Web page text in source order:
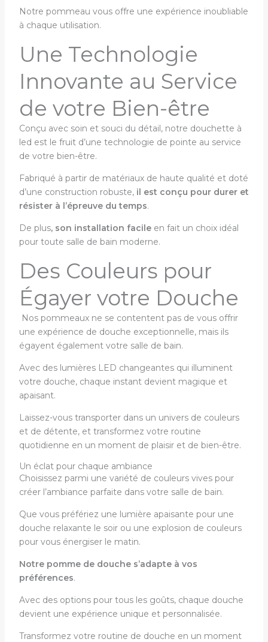
Notre pommeau vous offre une expérience inoubliable
à chaque utilisation.
Une Technologie
Innovante au Service
de votre Bien-être
Conçu avec soin et souci du détail, notre douchette à
led est le fruit d’une technologie de pointe au service
de votre bien-être.
Fabriqué à partir de matériaux de haute qualité et doté
d’une construction robuste, il est conçu pour durer et
résister à l’épreuve du temps.
De plus, son installation facileen fait un choix idéal
pour toute salle de bain moderne.
Des Couleurs pour
Égayer votre Douche
Nos pommeaux ne se contentent pas de vous offrir
une expérience de douche exceptionnelle, mais ils
égayent également votre salle de bain.
Avec des lumières LED changeantes qui illuminent
votre douche, chaque instant devient magique et
apaisant.
Laissez-vous transporter dans un univers de couleurs
et de détente, et transformez votre routine
quotidienne en un moment de plaisir et de bien-être.
Un éclat pour chaque ambiance
Choisissez parmi une variété de couleurs vives pour
créer l’ambiance parfaite dans votre salle de bain.
Que vous préfériez une lumière apaisante pour une
douche relaxante le soir ou une explosion de couleurs
pour vous énergiser le matin.
Notre pomme de douche s’adapte à vos
préférences.
Avec des options pour tous les goûts, chaque douche
devient une expérience unique et personnalisée.
Transformez votre routine de douche en un moment